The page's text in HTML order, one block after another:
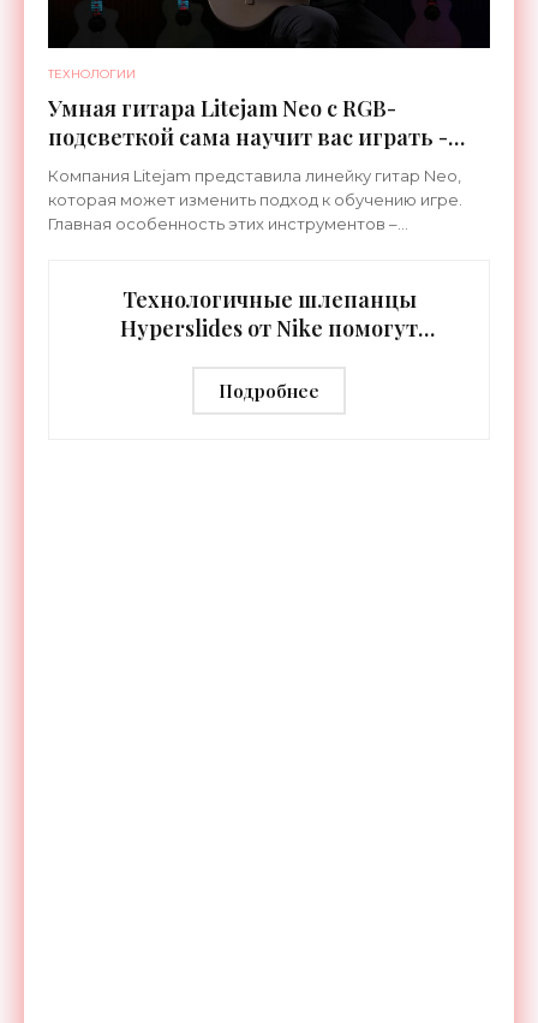
ТЕХНОЛОГИИ
Умная гитара Litejam Neo с RGB-
подсветкой сама научит вас играть -
«Гаджеты»
Компания Litejam представила линейку гитар Neo,
которая может изменить подход к обучению игре.
Главная особенность этих инструментов –
Технологичные шлепанцы
Hyperslides от Nike помогут
тренировки - «Гаджеты»
Подробнее